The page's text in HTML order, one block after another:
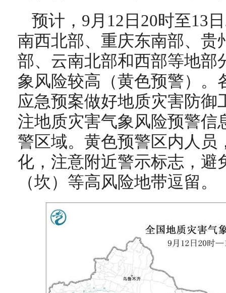
预计，9月12日20时至13
南西北部、重庆东南部、贵
部、云南北部和西部等地部
象风险较高（黄色预警）。
应急预案做好地质灾害防御
注地质灾害气象风险预警信
警区域。黄色预警区内人员
化，注意附近警示标志，避
（坎）等高风险地带逗留。